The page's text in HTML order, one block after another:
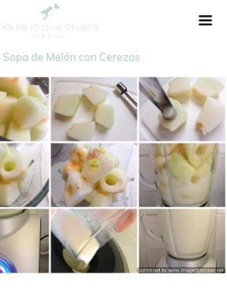
Sopa de Melón con Cerezas